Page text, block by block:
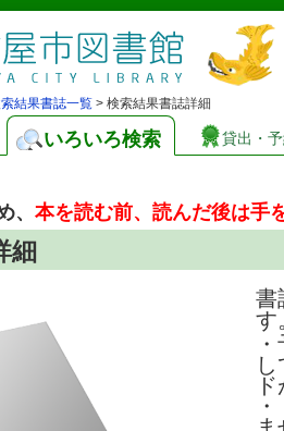
結果書誌一覧 > 検索結果書誌詳細
いろいろ検索 貸出・
、本を読む前、読んだ後は手
細
書
す